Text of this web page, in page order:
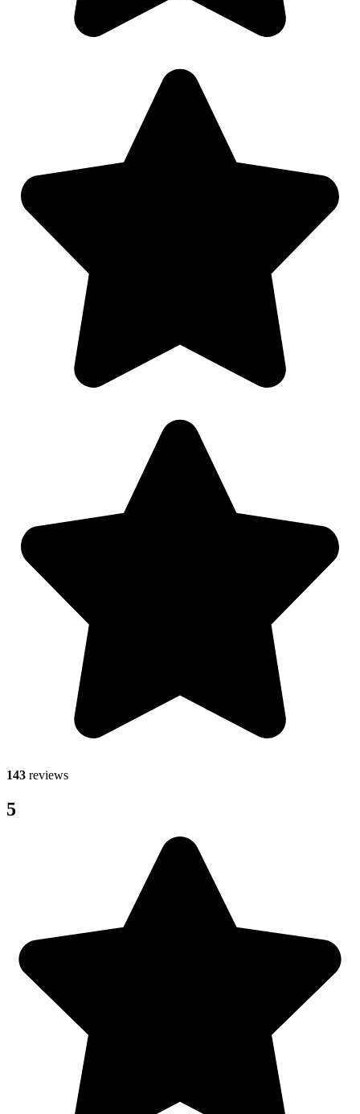
143 reviews
5